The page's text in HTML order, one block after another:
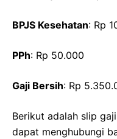
BPJS Kesehatan: Rp
PPh: Rp 50.000
Gaji Bersih: Rp
Berikut adalah slip
dapat menghubungi